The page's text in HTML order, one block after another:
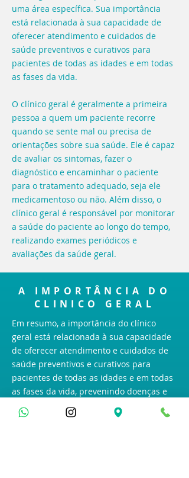
uma área específica. Sua importância
está relacionada à sua capacidade de
oferecer atendimento e cuidados de
saúde preventivos e curativos para
pacientes de todas as idades e em todas
as fases da vida.
O clínico geral é geralmente a primeira
pessoa a quem um paciente recorre
quando se sente mal ou precisa de
orientações sobre sua saúde. Ele é capaz
de avaliar os sintomas, fazer o
diagnóstico e encaminhar o paciente
para o tratamento adequado, seja ele
medicamentoso ou não. Além disso, o
clínico geral é responsável por monitorar
a saúde do paciente ao longo do tempo,
realizando exames periódicos e
avaliações da saúde geral.
A IMPORTÂNCIA DO
CLINICO GERAL
Em resumo, a importância do clínico
geral está relacionada à sua capacidade
de oferecer atendimento e cuidados de
saúde preventivos e curativos para
pacientes de todas as idades e em todas
as fases da vida, prevenindo doenças e
coordenando a atenção à saúde dos
pacientes. Ele é essencial para garantir o